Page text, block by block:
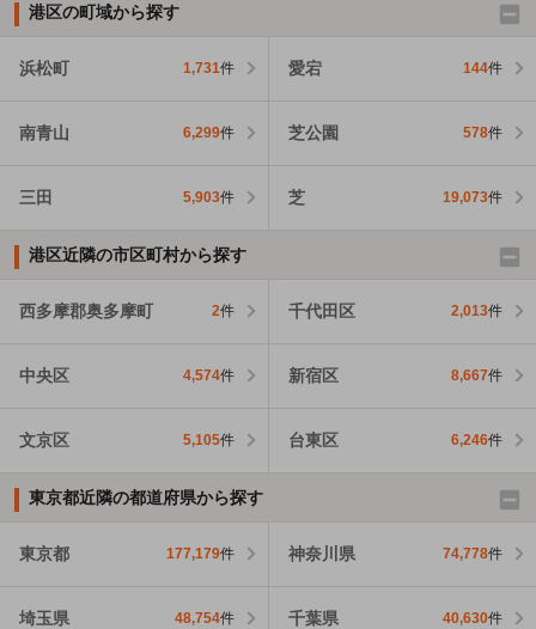
港区の町域から探す
浜松町 1,731件 愛宕 144件
南青山 6,299件 芝公園 578件
三田 5,903件 芝 19,073件
港区近隣の市区町村から探す
西多摩郡奥多摩町 2件 千代田区 2,013件
中央区 4,574件 新宿区 8,667件
文京区 5,105件 台東区 6,246件
東京都近隣の都道府県から探す
東京都 177,179件 神奈川県 74,778件
埼玉県 48,754件 千葉県 40,630件